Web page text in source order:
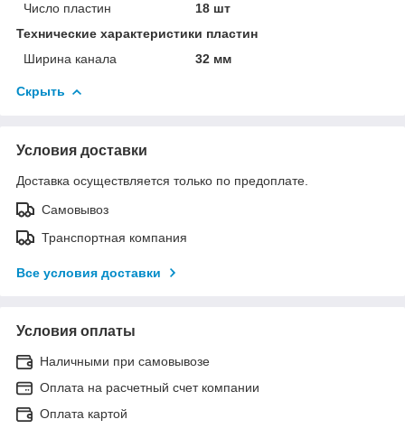
Число пластин
18 шт
Технические характеристики пластин
Ширина канала
32 мм
Скрыть
Условия доставки
Доставка осуществляется только по предоплате.
Самовывоз
Транспортная компания
Все условия доставки
Условия оплаты
Наличными при самовывозе
Оплата на расчетный счет компании
Оплата картой